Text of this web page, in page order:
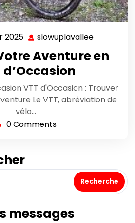
2025 04
janvier
2025
slowuplavallee
Aventure en
d’Occasion
VTT d'Occasion : Trouver
Le VTT, abréviation de
vélo…
0 Comments
Recherche
messages